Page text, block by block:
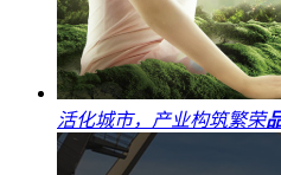
活化城市，产业构筑繁荣